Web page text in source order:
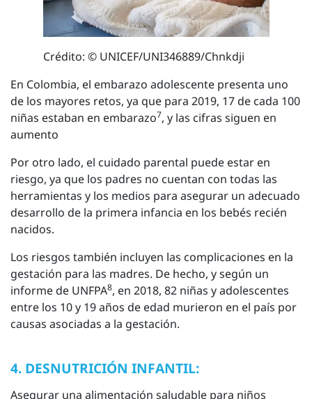
Crédito: © UNICEF/UNI346889/Chnkdji
En Colombia, el embarazo adolescente presenta uno
de los mayores retos, ya que para 2019, 17 de cada 100
niñas estaban en embarazo7, y las cifras siguen en
aumento
Por otro lado, el cuidado parental puede estar en
riesgo, ya que los padres no cuentan con todas las
herramientas y los medios para asegurar un adecuado
desarrollo de la primera infancia en los bebés recién
nacidos.
Los riesgos también incluyen las complicaciones en la
gestación para las madres. De hecho, y según un
informe de UNFPA8, en 2018, 82 niñas y adolescentes
entre los 10 y 19 años de edad murieron en el país por
causas asociadas a la gestación.
4. DESNUTRICIÓN INFANTIL:
Asegurar una alimentación saludable para niños